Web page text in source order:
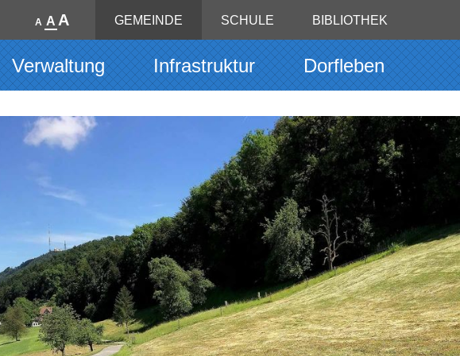
A A A GEMEINDE SCHULE BIBLIOTHEK
Verwaltung Infrastruktur Dorfleben